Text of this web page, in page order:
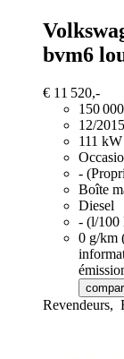
bvm6
€ 11 520,-
150
12/2015
111
-
Boîte
Diesel
- (l/100
0 g/km
Revendeurs,